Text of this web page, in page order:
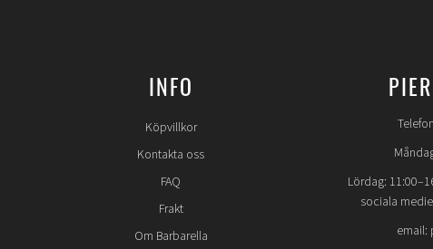
INFO
Köpvillkor
Kontakta oss
FAQ
Frakt
Om Barbarella
Lördag:
sociala
email: